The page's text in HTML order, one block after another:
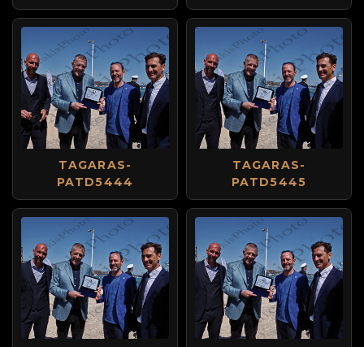
TAGARAS-
PATD5444
TAGARAS-
PATD5445